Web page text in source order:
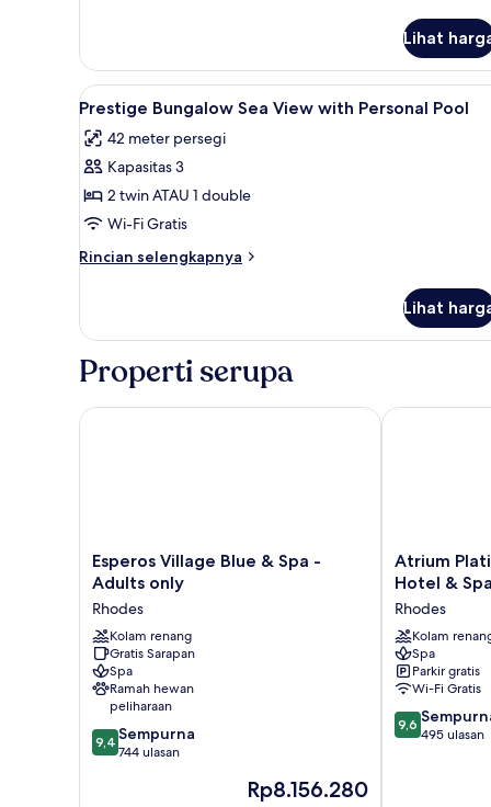
Lihat
Lihat
semua
foto
untuk
Prestige
Bungalow
Sea
View
Personal
Pool
Brankas, meja kerja, tempat
3
Prestige Bungalow Sea View with Personal Pool
42 meter persegi
Kapasitas 3
2 twin ATAU 1 double
Wi-Fi Gratis
Rincian selengkapnya
Rincian
Prestige
Sea
with
Lihat
Properti serupa
Esperos
Village
&
Spa
-
Adults
only
Rhodes
Esperos Village Blue & Spa -
Adults only
Rhodes
Kolam renang
Gratis Sarapan
Spa
Ramah hewan
peliharaan
9.4
dari
9,4 Sempurna
744 ulasan
Harga
Rp8.156.280
Esperos Village Blue & Spa - Adults only
Atrium
Platinum
Resort
Hotel
&
Spa
Rhodes
Atrium
Hotel & Spa
Rhodes
Kolam
Spa
Parkir gratis
Wi-Fi Gratis
9.6
dari
9,6
495 ulasan
Atrium